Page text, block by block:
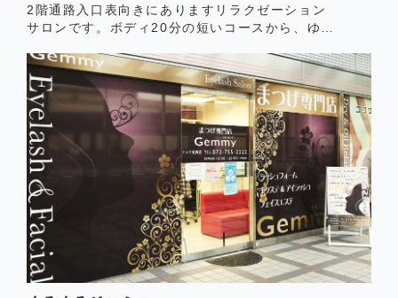
2階通路入口表向きにありますリラクゼーション
サロンです。ボディ20分の短いコースから、ゆっ
がございます。ひと時の癒しの時間をお過ごしく
ださい。